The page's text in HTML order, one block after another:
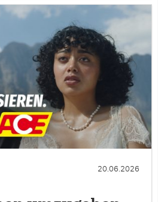
20.06.2026